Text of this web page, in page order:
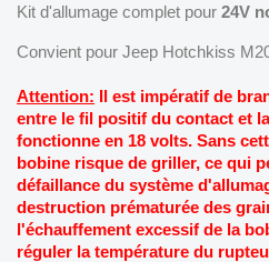
Kit d'allumage complet pour 24V
Convient pour Jeep Hotchkiss
Attention: Il est impératif de
entre le fil positif du contact et
fonctionne en 18 volts. Sans
bobine risque de griller, ce qui
défaillance du système
destruction prématurée des
l'échauffement excessif de la
réguler la température du